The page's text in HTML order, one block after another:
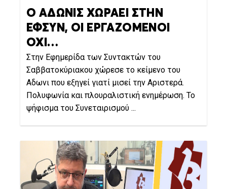
Ο ΑΔΩΝΙΣ ΧΩΡΑΕΙ ΣΤΗΝ
ΕΦΣΥΝ, ΟΙ ΕΡΓΑΖΟΜΕΝΟΙ
ΟΧΙ…
Στην Εφημερίδα των Συντακτών του
Σαββατοκύριακου χώρεσε το κείμενο του
Αδωνι που εξηγεί γιατί μισεί την Αριστερά.
Πολυφωνία και πλουραλιστική ενημέρωση. Το
ψήφισμα του Συνεταιρισμού ...